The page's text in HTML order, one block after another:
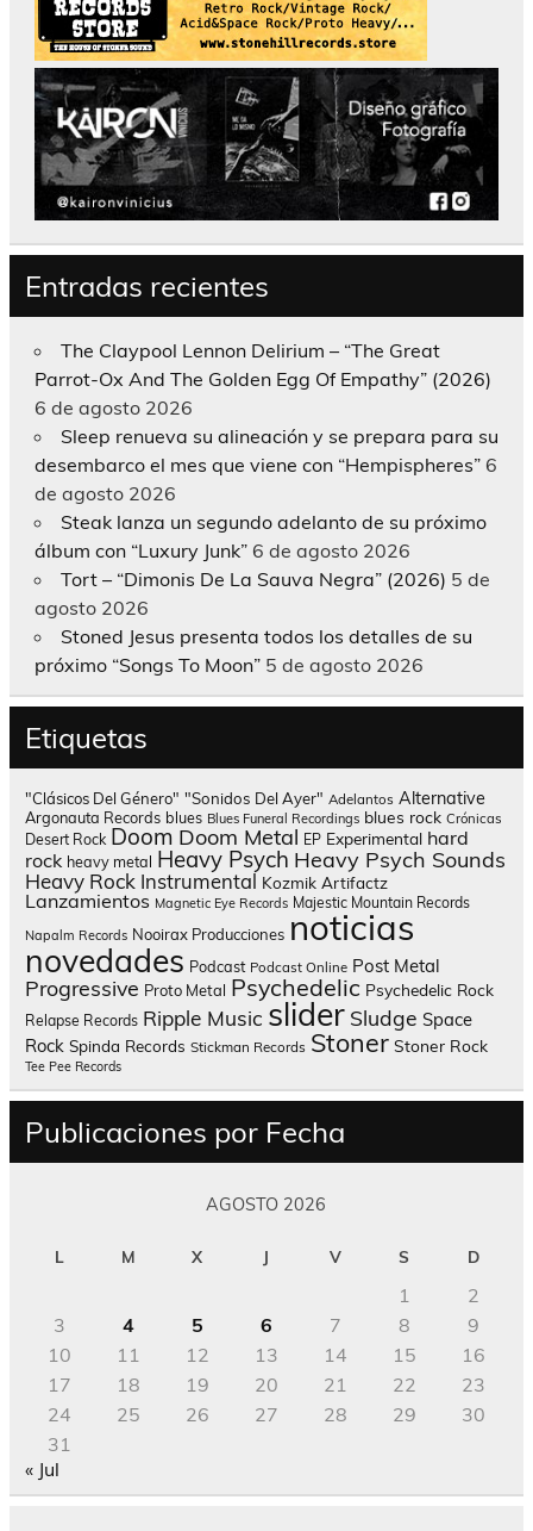
Entradas recientes
The Claypool Lennon Delirium – “The Great
Parrot-Ox And The Golden Egg Of Empathy” (2026)
6 de agosto 2026
Sleep renueva su alineación y se prepara para su
desembarco el mes que viene con “Hempispheres” 6
de agosto 2026
Steak lanza un segundo adelanto de su próximo
álbum con “Luxury Junk” 6 de agosto 2026
Tort – “Dimonis De La Sauva Negra” (2026) 5 de
agosto 2026
Stoned Jesus presenta todos los detalles de su
próximo “Songs To Moon” 5 de agosto 2026
Etiquetas
"Clásicos Del Género" "Sonidos Del Ayer" Adelantos Alternative
Argonauta Records blues Blues Funeral Recordings blues rock Crónicas
Desert Rock Doom Doom Metal EP Experimental hard
rock heavy metal Heavy Psych Heavy Psych Sounds
Heavy Rock Instrumental Kozmik Artifactz
Lanzamientos Magnetic Eye Records Majestic Mountain Records
Napalm Records Nooirax Producciones noticias
novedades Podcast Podcast Online Post Metal
Progressive Proto Metal Psychedelic Psychedelic Rock
Relapse Records Ripple Music slider Sludge Space
Rock Spinda Records Stickman Records Stoner Stoner Rock
Tee Pee Records
Publicaciones por Fecha
AGOSTO 2026
L M X J V S D
1
2
3
4 5 6 7 8
9
10
11 12 13 14 15
16
17
18 19 20 21 22
23
24
25 26 27 28 29
30
31
« Jul